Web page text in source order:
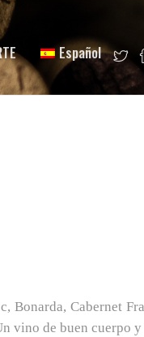
Español
Bonarda, Cabernet
vino de buen cuerpo